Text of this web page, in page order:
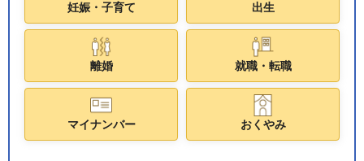
妊娠・子育て 出生
離婚 就職・転職
マイナンバー おくやみ